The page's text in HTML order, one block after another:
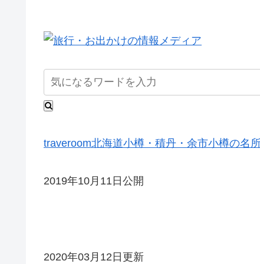
traveroom北海道小樽・積丹・余市小樽の名
2019年10月11日公開
2020年03月12日更新